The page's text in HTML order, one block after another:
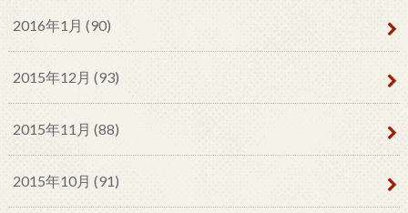
2016年1月 (90)
2015年12月 (93)
2015年11月 (88)
2015年10月 (91)